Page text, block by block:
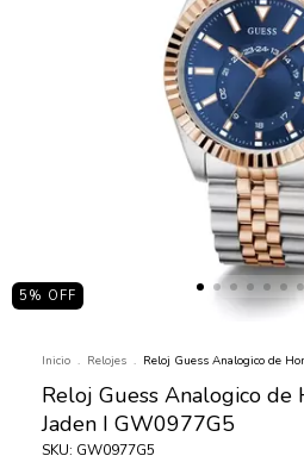
5 % OFF
Inicio . Relojes . Reloj Guess Analogico de
Reloj Guess Analogico
Jaden I GW0977G5
SKU: GW0977G5